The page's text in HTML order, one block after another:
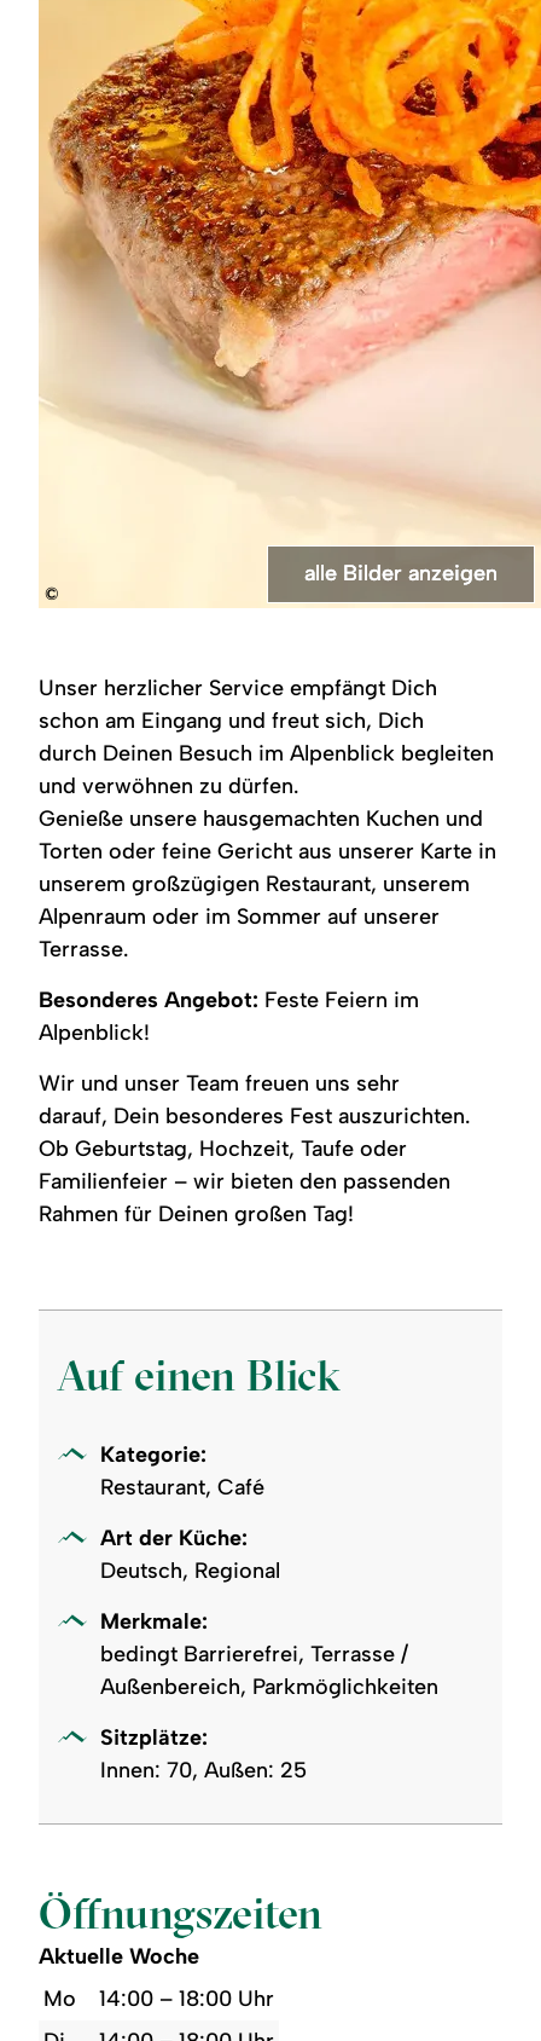
©
Knöbel,
steht
selbst
am
Herd
seiner
Hotelküche.
alle Bilder anzeigen
vorne
Mutter
und
Tochter,
hinten
Sohn
und
Vater.
Die
Kinder
erwachsen.
alle Bilder anzeigen
Hotel
Alpenblick,
dekoriert
mit
einer
ähnlichen,
braun
und
beige
Decke.
alle Bilder anzeigen
der
Terrasse
mit
Gläsern,
rot-
weißer
Serviette
und
Besteck,
rechts
ein
gelber
Sonnenschirm.
alle Bilder anzeigen
uns
im
Alpenblick
alle Bilder anzeigen
Alpenblick
alle Bilder anzeigen
Unser herzlicher Service empfängt Dich
schon am Eingang und freut sich, Dich
durch Deinen Besuch im Alpenblick begleiten
und verwöhnen zu dürfen.
Genieße unsere hausgemachten Kuchen und
Torten oder feine Gericht aus unserer Karte in
unserem großzügigen Restaurant, unserem
Alpenraum oder im Sommer auf unserer
Terrasse.
Besonderes Angebot: Feste Feiern im
Alpenblick!
Wir und unser Team freuen uns sehr
darauf, Dein besonderes Fest auszurichten.
Ob Geburtstag, Hochzeit, Taufe oder
Familienfeier – wir bieten den passenden
Rahmen für Deinen großen Tag!
Auf einen Blick
Kategorie:
Restaurant, Café
Art der Küche:
Deutsch, Regional
Merkmale:
bedingt Barrierefrei, Terrasse /
Außenbereich, Parkmöglichkeiten
Sitzplätze:
Innen: 70, Außen: 25
Öffnungszeiten
Aktuelle Woche
Mo
14:00 – 18:00 Uhr